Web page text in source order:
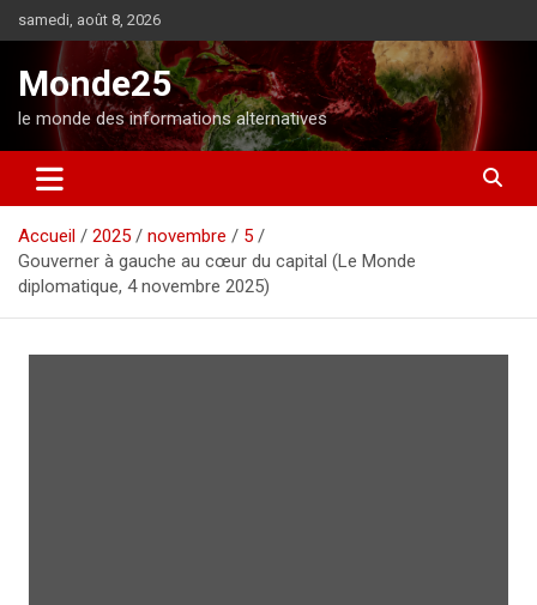
l
o
n
samedi, août 8, 2026
Monde25
le monde des informations alternatives
Accueil 2025 novembre
5
Gouverner à gauche au cœur du capital (Le Monde
diplomatique, 4 novembre 2025)